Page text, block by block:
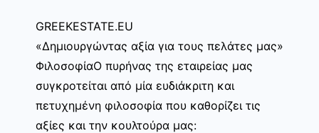
GREEKESTATE.EU
«Δημιουργώντας αξία για τους πελάτες μας»
ΦιλοσοφίαΟ πυρήνας της εταιρείας μας
συγκροτείται από μία ευδιάκριτη και
πετυχημένη φιλοσοφία που καθορίζει τις
αξίες και την κουλτούρα μας: